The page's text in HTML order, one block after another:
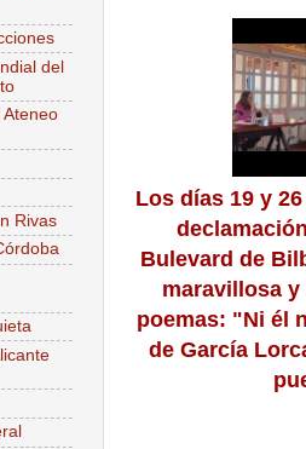
Los días 19 y
Bulevard de
maravillosa
poemas: "Ni él
de García
del
Ateneo
Rivas